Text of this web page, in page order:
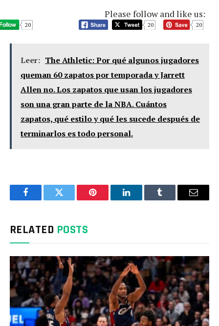
Please follow and like us:
20 20 20
Leer: The Athletic: Por qué algunos jugadores
queman 60 zapatos por temporada y Jarrett
Allen no. Los zapatos que usan los jugadores
son una gran parte de la NBA. Cuántos
zapatos, qué estilo y qué les sucede después de
terminarlos es todo personal.
FacebookTwitter Pinterest LinkedInTumblr Email
RELATED POSTS